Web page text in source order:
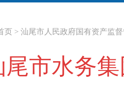
页 > 汕尾市人民政府国有资产监
尾市水务